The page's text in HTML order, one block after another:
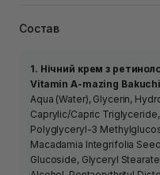
Состав
1. Нічний крем з
Vitamin A-mazing
Aqua (Water), Glycerin,
Caprylic/Capric
Polyglyceryl-3
Macadamia Integrifolia
Glucoside, Glyceryl